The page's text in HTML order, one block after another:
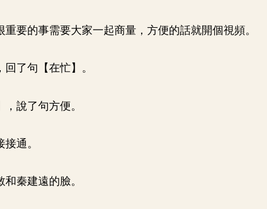
要的事需要大家一起商量，方便的話就開個視頻。
了句【在忙】。
說了句方便。
通。
秦建遠的臉。